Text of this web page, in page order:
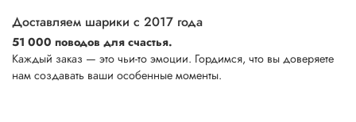
Доставляем шарики с 2017 года
51 000 поводов для счастья.
Каждый заказ — это чьи-то эмоции. Гордимся, что вы доверяете
нам создавать ваши особенные моменты.